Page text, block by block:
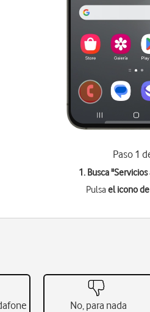
Paso 1
1. Busca "
Pulsael icono
No, para nada